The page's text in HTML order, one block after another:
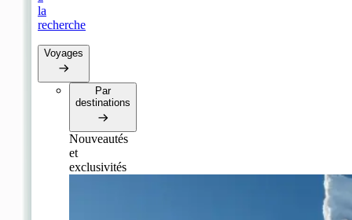
la
recherche
Voyages
Par
destinations
Nouveautés
et
exclusivités